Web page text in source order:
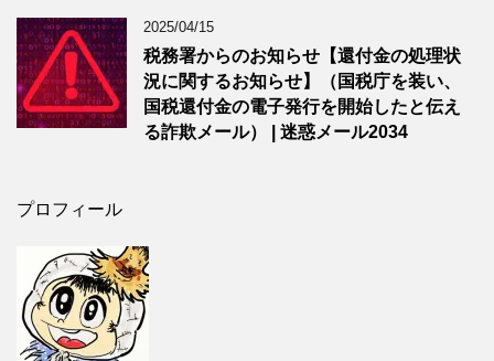
2025/04/15
税務署からのお知らせ【還付金の処理状
況に関するお知らせ】（国税庁を装い、
国税還付金の電子発行を開始したと伝え
る詐欺メール） | 迷惑メール2034
プロフィール